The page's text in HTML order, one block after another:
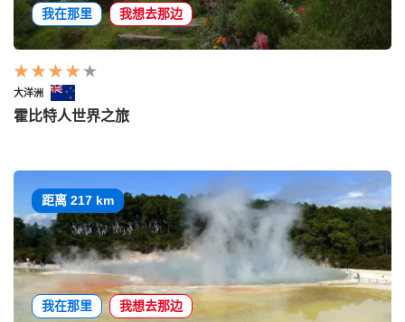
我在那里 我想去那边
大洋洲
霍比特人世界之旅
距离 217 km
我在那里 我想去那边